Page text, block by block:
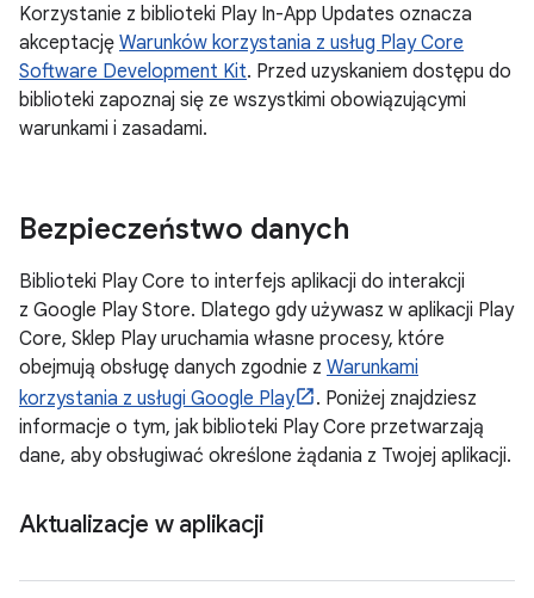
Korzystanie z biblioteki Play In-App Updates oznacza
akceptację Warunków korzystania z usług Play Core
Software Development Kit. Przed uzyskaniem dostępu do
biblioteki zapoznaj się ze wszystkimi obowiązującymi
warunkami i zasadami.
Bezpieczeństwo danych
Biblioteki Play Core to interfejs aplikacji do interakcji
z Google Play Store. Dlatego gdy używasz w aplikacji Play
Core, Sklep Play uruchamia własne procesy, które
obejmują obsługę danych zgodnie z Warunkami
korzystania z usługi Google Play
. Poniżej znajdziesz
informacje o tym, jak biblioteki Play Core przetwarzają
dane, aby obsługiwać określone żądania z Twojej aplikacji.
Aktualizacje w aplikacji